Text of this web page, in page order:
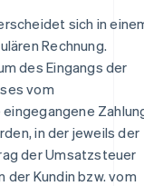
sich in
Rechnung.
des Eingangs der
vom
in der jeweils der
der Umsatzsteuer
der Kundin bzw. vom